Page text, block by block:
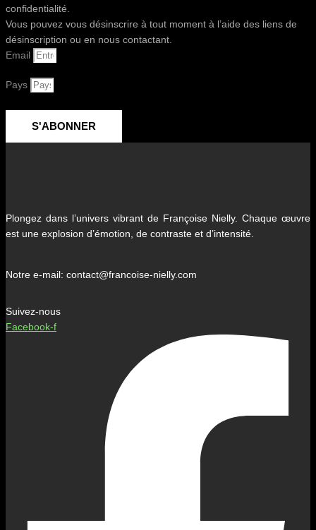
confidentialité.
Vous pouvez vous désinscrire à tout moment à l’aide des liens de
désinscription ou en nous contactant.
Email
Pays
S'ABONNER
Plongez dans l’univers vibrant de Françoise Nielly. Chaque œuvre
est une explosion d’émotion, de contraste et d’intensité.
Notre e-mail: contact@francoise-nielly.com
Suivez-nous
Facebook-f